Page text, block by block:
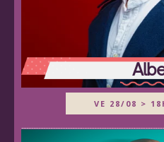
VE 28/08 >